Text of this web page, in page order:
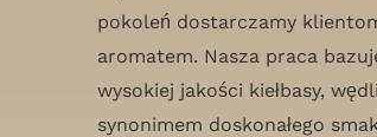
pokoleń dostarczamy
aromatem. Nasza praca
wysokiej jakości kiełbasy,
synonimem doskonałego